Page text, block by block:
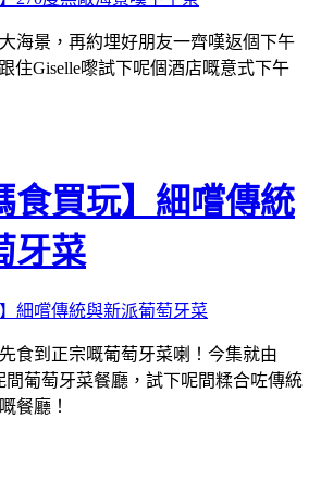
海景，再約埋好朋友一齊嘆返個下午
住Giselle嚟試下呢個酒店嘅意式下午
食買玩】細嚐傳統
牙菜
食到正宗嘅葡萄牙菜喇！今集就由
間葡萄牙菜餐廳，試下呢間糅合咗傳統
餐廳！